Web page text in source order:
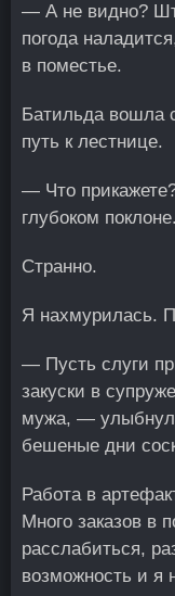
— А не видно?
погода
в поместье.
Батильда вошла
путь к лестнице.
— Что
глубоком поклоне.
Странно.
Я нахмурилась.
— Пусть слуги
закуски в
мужа, —
бешеные дни
Работа в
Много заказов в
расслабиться,
возможность и я